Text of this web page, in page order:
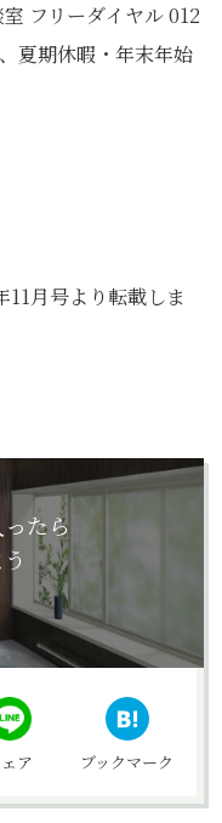
フリーダイヤル 012
夏期休暇・年末年始
月号より転載しま
たら
ア ブックマーク